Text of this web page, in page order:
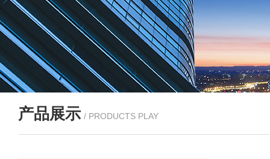
产品展示 / PRODUCTS PLAY